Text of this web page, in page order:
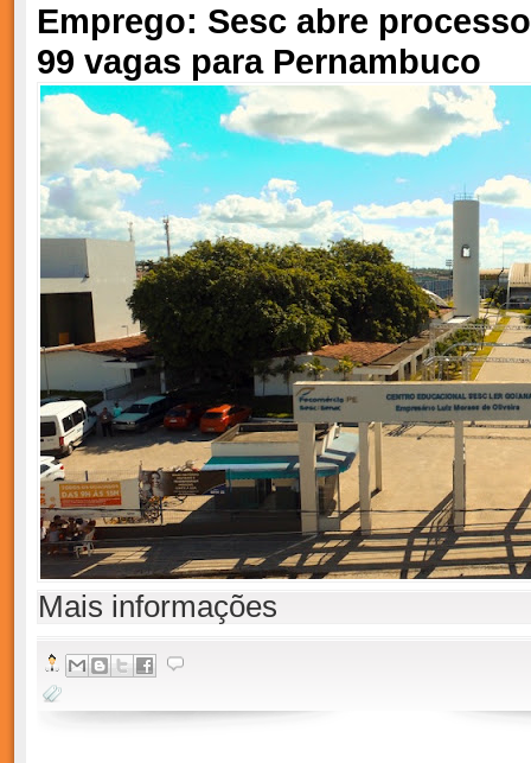
Emprego: Sesc abre
99 vagas para Pernambuco
Mais informações